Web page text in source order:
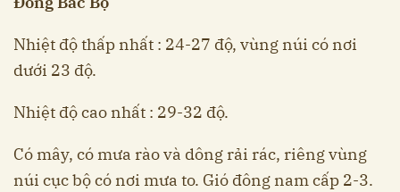
Nhiệt độ thấp nhất : 24-27 độ, vùng núi có nơi
dưới 23 độ.
Nhiệt độ cao nhất : 29-32 độ.
Có mây, có mưa rào và dông rải rác, riêng vùng
núi cục bộ có nơi mưa to. Gió đông nam cấp 2-3.